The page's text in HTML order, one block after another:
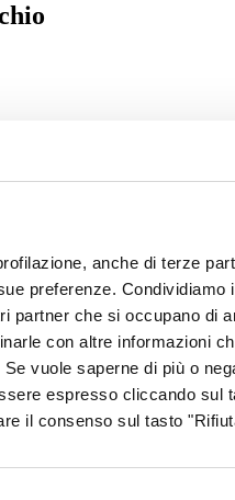
anche di terze
preferenze.
partner che si occupano di
con altre informazioni
vuole saperne di più o
espresso cliccando sul
il consenso sul tasto